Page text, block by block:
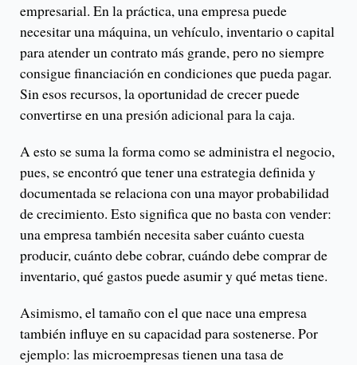
empresarial. En la práctica, una empresa puede
necesitar una máquina, un vehículo, inventario o capital
para atender un contrato más grande, pero no siempre
consigue financiación en condiciones que pueda pagar.
Sin esos recursos, la oportunidad de crecer puede
convertirse en una presión adicional para la caja.
A esto se suma la forma como se administra el negocio,
pues, se encontró que tener una estrategia definida y
documentada se relaciona con una mayor probabilidad
de crecimiento. Esto significa que no basta con vender:
una empresa también necesita saber cuánto cuesta
producir, cuánto debe cobrar, cuándo debe comprar de
inventario, qué gastos puede asumir y qué metas tiene.
Asimismo, el tamaño con el que nace una empresa
también influye en su capacidad para sostenerse. Por
ejemplo: las microempresas tienen una tasa de